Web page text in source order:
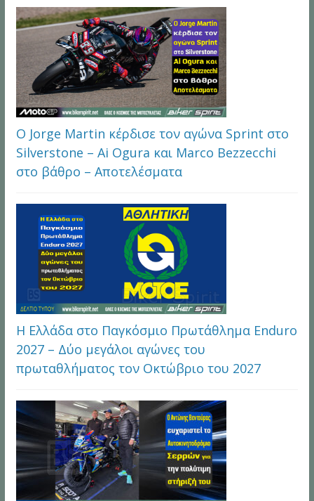
Ο Jorge Martin κέρδισε τον αγώνα Sprint στο
Silverstone – Ai Ogura και Marco Bezzecchi
στο βάθρο – Αποτελέσματα
Η Ελλάδα στο Παγκόσμιο Πρωτάθλημα Enduro
2027 – Δύο μεγάλοι αγώνες του
πρωταθλήματος τον Οκτώβριο του 2027